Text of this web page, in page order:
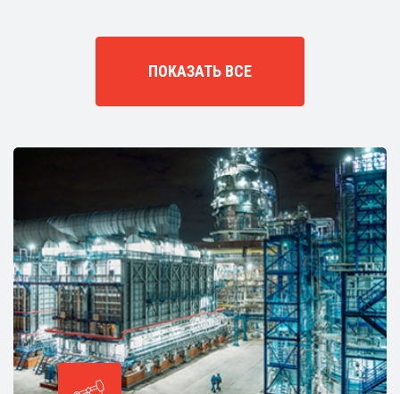
ПОКАЗАТЬ ВСЕ